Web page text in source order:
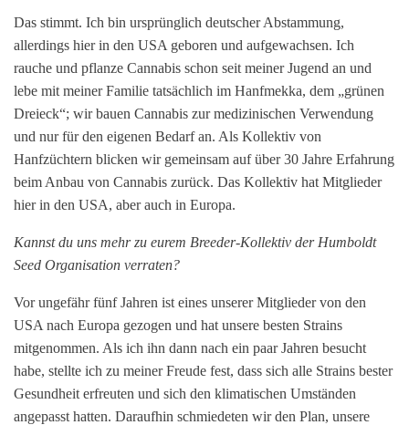
Das stimmt. Ich bin ursprünglich deutscher Abstammung,
allerdings hier in den USA geboren und aufgewachsen. Ich
rauche und pflanze Cannabis schon seit meiner Jugend an und
lebe mit meiner Familie tatsächlich im Hanfmekka, dem „grünen
Dreieck“; wir bauen Cannabis zur medizinischen Verwendung
und nur für den eigenen Bedarf an. Als Kollektiv von
Hanfzüchtern blicken wir gemeinsam auf über 30 Jahre Erfahrung
beim Anbau von Cannabis zurück. Das Kollektiv hat Mitglieder
hier in den USA, aber auch in Europa.
Kannst du uns mehr zu eurem Breeder-Kollektiv der Humboldt
Seed Organisation verraten?
Vor ungefähr fünf Jahren ist eines unserer Mitglieder von den
USA nach Europa gezogen und hat unsere besten Strains
mitgenommen. Als ich ihn dann nach ein paar Jahren besucht
habe, stellte ich zu meiner Freude fest, dass sich alle Strains bester
Gesundheit erfreuten und sich den klimatischen Umständen
angepasst hatten. Daraufhin schmiedeten wir den Plan, unsere